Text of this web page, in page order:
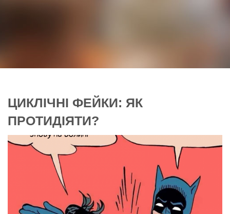
ЦИКЛІЧНІ ФЕЙКИ: ЯК
ПРОТИДІЯТИ?